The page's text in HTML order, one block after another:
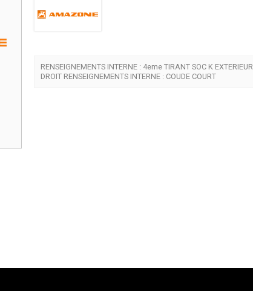
RENSEIGNEMENTS INTERNE : 4eme TIRANT SOC K EXTERIEUR
DROIT RENSEIGNEMENTS INTERNE : COUDE COURT